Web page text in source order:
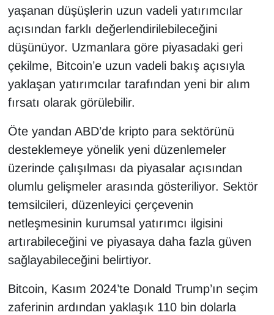
yaşanan düşüşlerin uzun vadeli yatırımcılar
açısından farklı değerlendirilebileceğini
düşünüyor. Uzmanlara göre piyasadaki geri
çekilme, Bitcoin’e uzun vadeli bakış açısıyla
yaklaşan yatırımcılar tarafından yeni bir alım
fırsatı olarak görülebilir.
Öte yandan ABD’de kripto para sektörünü
desteklemeye yönelik yeni düzenlemeler
üzerinde çalışılması da piyasalar açısından
olumlu gelişmeler arasında gösteriliyor. Sektör
temsilcileri, düzenleyici çerçevenin
netleşmesinin kurumsal yatırımcı ilgisini
artırabileceğini ve piyasaya daha fazla güven
sağlayabileceğini belirtiyor.
Bitcoin, Kasım 2024’te Donald Trump’ın seçim
zaferinin ardından yaklaşık 110 bin dolarla